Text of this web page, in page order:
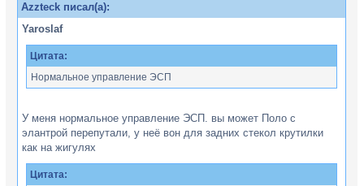
Azzteck писал(а):
Yaroslaf
Цитата:
Нормальное управление ЭСП
У меня нормальное управление ЭСП. вы может Поло с
элантрой перепутали, у неё вон для задних стекол крутилки
как на жигулях
Цитата: